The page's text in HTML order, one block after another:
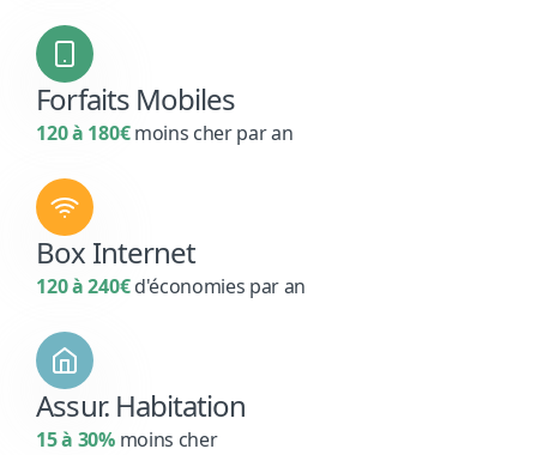
Forfaits Mobiles
120 à 180€moins cher par an
Box Internet
120 à 240€d'économies par an
Assur. Habitation
15 à 30%moins cher